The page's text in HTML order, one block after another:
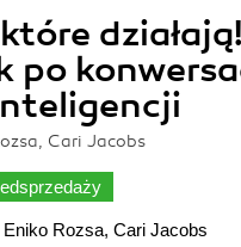
po
Cari Jacobs
Eniko Rozsa, Cari Jacobs